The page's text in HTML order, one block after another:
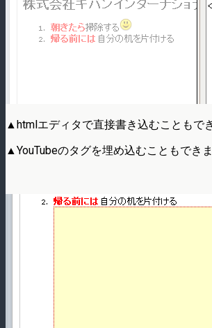
▲htmlエディタで直接書き込むこともで
▲YouTubeのタグを埋め込むこともでき